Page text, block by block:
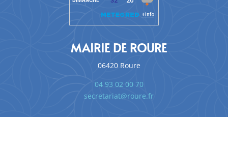
MAIRIE DE ROURE
06420 Roure
04 93 02 00 70
secretariat@roure.fr